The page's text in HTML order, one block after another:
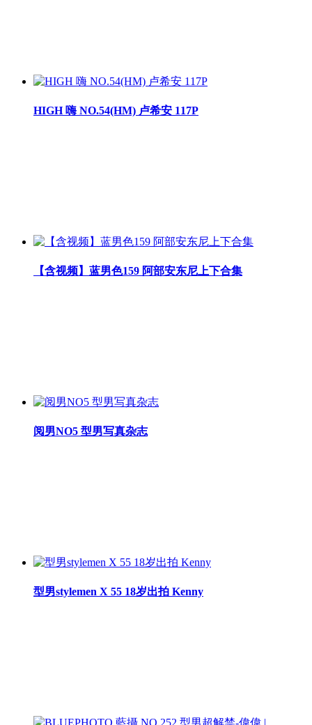
HIGH 嗨 NO.54(HM) 卢希安 117P
【含视频】蓝男色159 阿部安东尼上下合集
阅男NO5 型男写真杂志
型男stylemen X 55 18岁出拍 Kenny